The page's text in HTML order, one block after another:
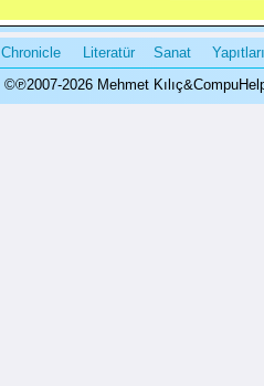
Chronicle Literatür Sanat
©℗2007-2026 Mehmet